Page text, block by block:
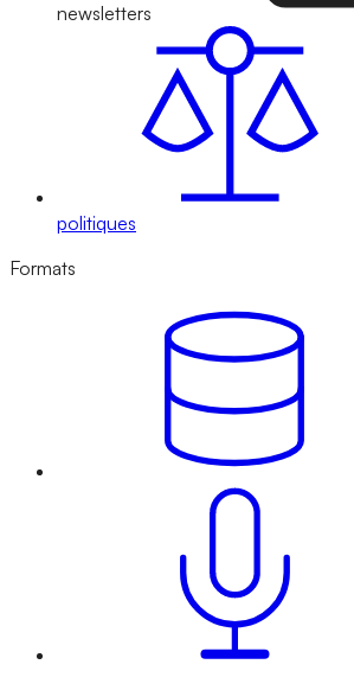
newsletters
politiques
Formats